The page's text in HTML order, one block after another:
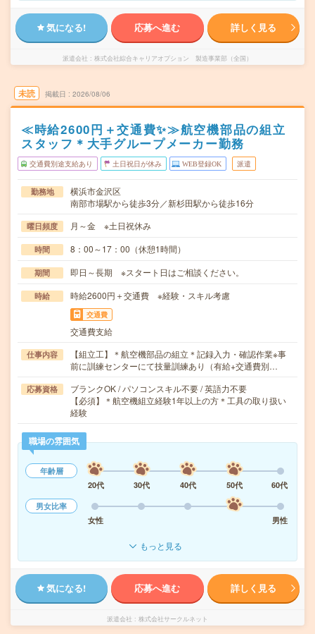
気になる! 応募へ進む 詳しく見る
派遣会社 株式会社綜合キャリアオプション 製造事業部（全国）
未読 掲載日 2026/08/06
≪時給2600円＋交通費✨≫航空機部品の組立
スタッフ＊大手グループメーカー勤務
交通費別途支給あり 土日祝日が休み WEB登録OK 派遣
勤務地
横浜市金沢区
南部市場駅から徒歩3分／新杉田駅から徒歩16分
曜日頻度 月～金 ※土日祝休み
時間 8：00～17：00（休憩1時間）
期間 即日～長期 ※スタート日はご相談ください。
時給 時給2600円＋交通費 ※経験・スキル考慮
交通費
交通費支給
仕事内容
【組立工】＊航空機部品の組立＊記録入力・確認作業※事
前に訓練センターにて技量訓練あり（有給+交通費別…
応募資格
ブランクOK / パソコンスキル不要 / 英語力不要
【必須】＊航空機組立経験1年以上の方＊工具の取り扱い
経験
職場の雰囲気
年齢層
20代
30代 40代 50代
60代
男女比率
女性
男性
もっと見る
気になる! 応募へ進む 詳しく見る
派遣会社 株式会社サークルネット